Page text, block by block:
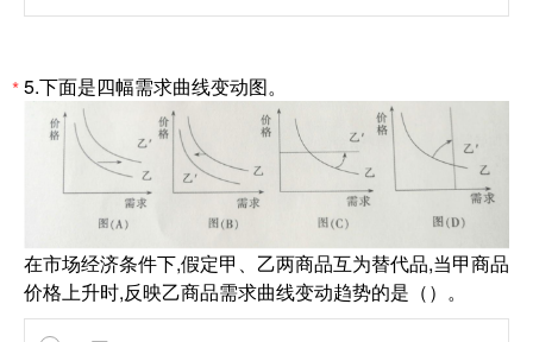
*5.下面是四幅需求曲线变动图。
在市场经济条件下,假定甲、乙两商品互为替代品,当甲商品
价格上升时,反映乙商品需求曲线变动趋势的是（）。